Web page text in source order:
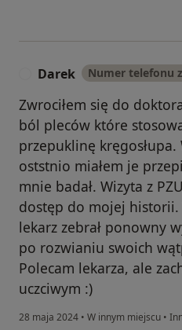
Darek Numer telefonu
Zwrociłem się do
ból pleców które
przepuklinę kręgosłupa.
oststnio miałem je
mnie badał. Wizyta z
dostęp do mojej
lekarz zebrał ponowny
po rozwianiu swoich
Polecam lekarza, ale
uczciwym :)
28 maja 2024 • W innym miejscu •